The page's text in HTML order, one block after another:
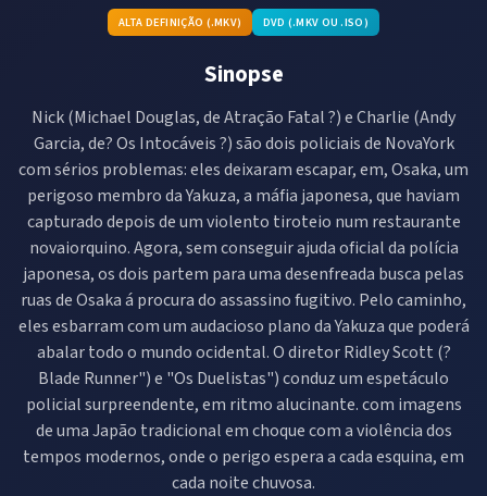
ALTA DEFINIÇÃO (.MKV) DVD (.MKV OU .ISO)
Sinopse
Nick (Michael Douglas, de Atração Fatal ?) e Charlie (Andy
Garcia, de? Os Intocáveis ?) são dois policiais de NovaYork
com sérios problemas: eles deixaram escapar, em, Osaka, um
perigoso membro da Yakuza, a máfia japonesa, que haviam
capturado depois de um violento tiroteio num restaurante
novaiorquino. Agora, sem conseguir ajuda oficial da polícia
japonesa, os dois partem para uma desenfreada busca pelas
ruas de Osaka á procura do assassino fugitivo. Pelo caminho,
eles esbarram com um audacioso plano da Yakuza que poderá
abalar todo o mundo ocidental. O diretor Ridley Scott (?
Blade Runner") e "Os Duelistas") conduz um espetáculo
policial surpreendente, em ritmo alucinante. com imagens
de uma Japão tradicional em choque com a violência dos
tempos modernos, onde o perigo espera a cada esquina, em
cada noite chuvosa.